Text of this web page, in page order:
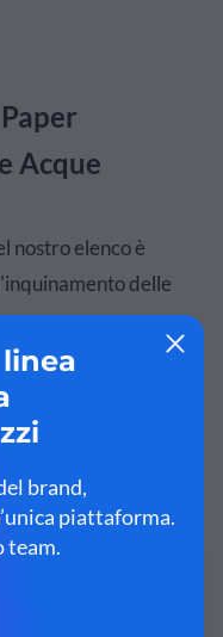
Acque
nostro elenco è
delle
contaminazione
settore in cui ti trovi,
questo esempio